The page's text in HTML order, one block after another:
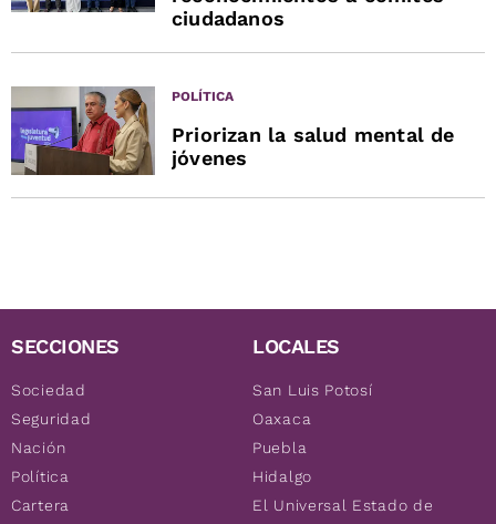
ciudadanos
POLÍTICA
Priorizan la salud mental de
jóvenes
SECCIONES
Sociedad
Seguridad
Nación
Política
Cartera
LOCALES
San Luis Potosí
Oaxaca
Puebla
Hidalgo
El Universal Estado de